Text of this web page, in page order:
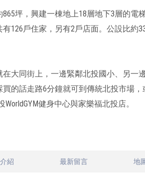
坪，興建一棟地上18層地下3層的電
有126戶住家，另有2戶店面。公設比約
在大同街上，一邊緊鄰北投國小、另一
買的話走路6分鐘就可到傳統北投市場
WorldGYM健身中心與家樂福北投店。
紹 最新留言 地